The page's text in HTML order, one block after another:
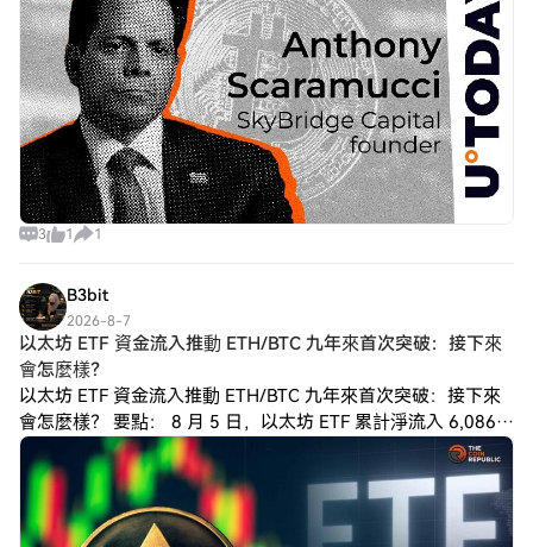
3 1 1
B3bit
2026-8-7
以太坊 ETF 資金流入推動 ETH/BTC 九年來首次突破：接下來
會怎麼樣？
以太坊 ETF 資金流入推動 ETH/BTC 九年來首次突破：接下來
會怎麼樣？ 要點： 8 月 5 日，以太坊 ETF 累計淨流入 6,086
萬美元，其中貝萊德旗下的 ETHA 領漲。 分析師表示，